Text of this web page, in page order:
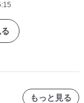
もっと見る